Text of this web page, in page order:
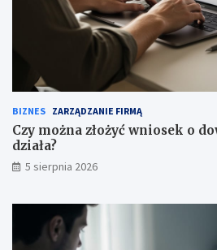
BIZNES ZARZĄDZANIE FIRMĄ
Czy można złożyć wniosek o
działa?
5 sierpnia 2026